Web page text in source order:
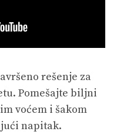
rešenje za
Pomešajte biljni
voćem i šakom
napitak.